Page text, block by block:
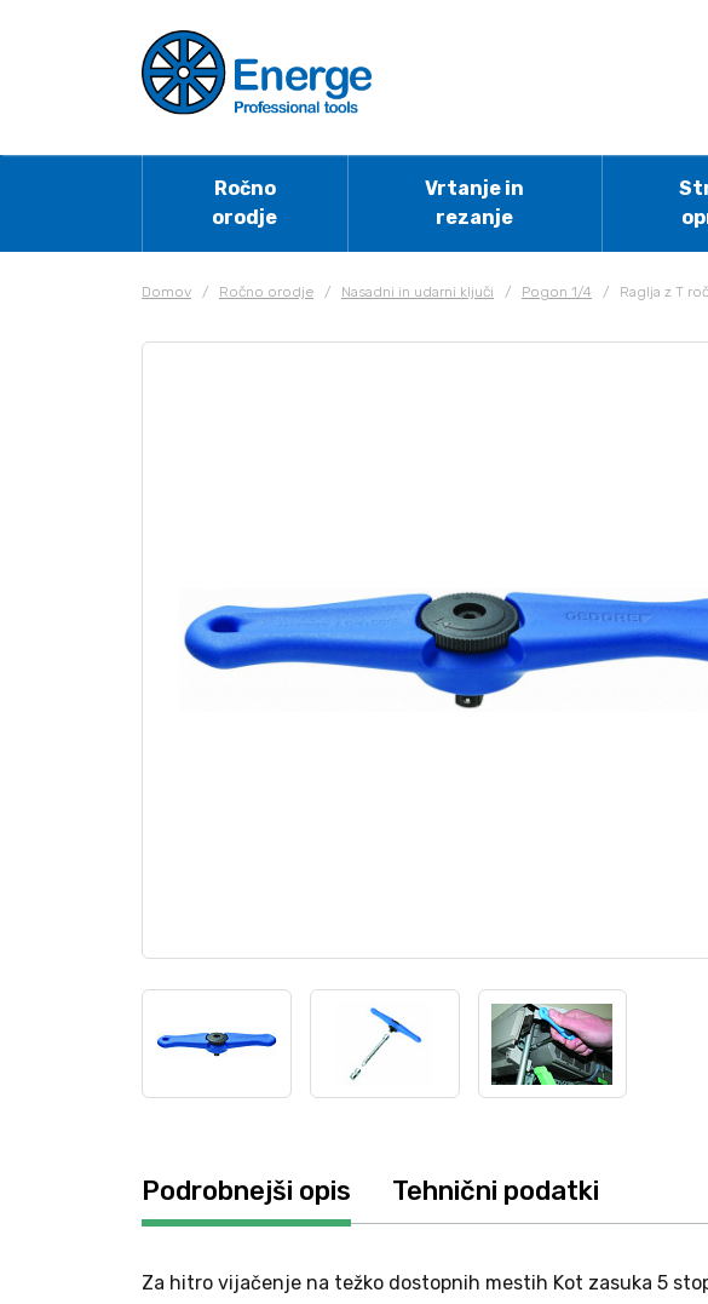
Ročno
orodje
Vrtanje in
rezanje
Domov / Ročno orodje / Nasadni in udarni ključi / Pogon 1/4 / Raglja z T
Podrobnejši opis Tehnični podatki
Za hitro vijačenje na težko dostopnih mestih Kot zasuka 5